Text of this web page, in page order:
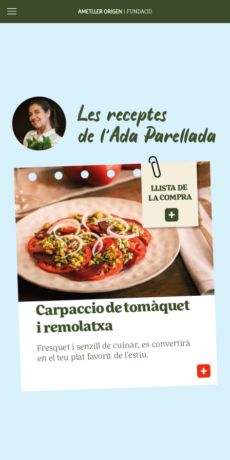
Les receptes
de l’AdaParellada
Fresquet i senzill de cuinar, es convertirà
en el teu plat favorit de l’estiu.
Carpacciodetomàquet
iremolatxa
LLISTADE
LACOMPRA